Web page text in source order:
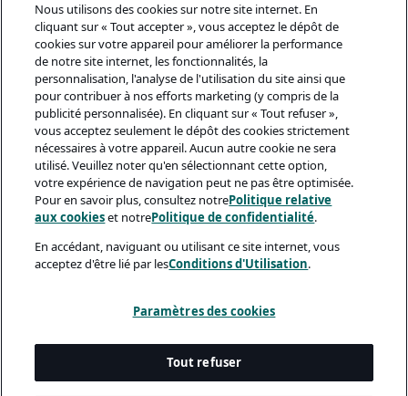
Nous utilisons des cookies sur notre site internet. En
cliquant sur « Tout accepter », vous acceptez le dépôt de
cookies sur votre appareil pour améliorer la performance
de notre site internet, les fonctionnalités, la
personnalisation, l'analyse de l'utilisation du site ainsi que
pour contribuer à nos efforts marketing (y compris de la
publicité personnalisée). En cliquant sur « Tout refuser »,
vous acceptez seulement le dépôt des cookies strictement
nécessaires à votre appareil. Aucun autre cookie ne sera
utilisé. Veuillez noter qu'en sélectionnant cette option,
votre expérience de navigation peut ne pas être optimisée.
Pour en savoir plus, consultez notrePolitique relative
aux cookieset notrePolitique de confidentialité.
En accédant, naviguant ou utilisant ce site internet, vous
acceptez d'être lié par lesConditions d'Utilisation.
Paramètres des cookies
Tout refuser